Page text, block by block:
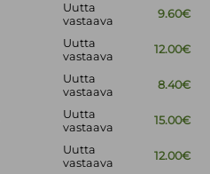
Uutta
vastaava
9.60€
Uutta
vastaava
12.00€
Uutta
vastaava
8.40€
Uutta
vastaava
15.00€
Uutta
vastaava
12.00€